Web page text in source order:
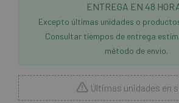
ENTREGA EN 48
Excepto últimas unidades o
Consultar tiempos de entrega
método de envío.
Últimas unidades en